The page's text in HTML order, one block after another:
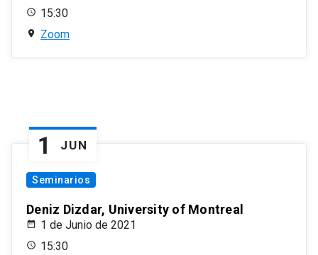
15:30
Zoom
1 JUN
Seminarios
Deniz Dizdar, University of Montreal
1 de Junio de 2021
15:30